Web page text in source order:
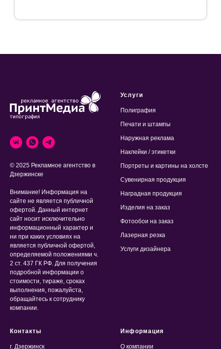
© 2025 Рекламное агентство в
Дзержинске
Внимание! Информация на
сайте не является публичной
офертой. Данный интернет
сайт носит исключительно
информационный характер и
ни при каких условиях на
является публичной офертой,
определяемой положениями ч.
2 ст. 437 ГК РФ. Для получения
подробной информации о
стоимости, тираже, сроках
выполнения, пожалуйста,
обращайтесь к сотруднику
компании.
Услуги
Полиграфия
Печати и штампы
Наружная реклама
Наклейки / этикетки
Портреты и картины на холсте
Сувенирная продукция
Наградная продукция
Изделия на заказ
Фотообои на заказ
Лазерная резка
Услуги дизайнера
Контакты
г. Дзержинск
Информация
О компании